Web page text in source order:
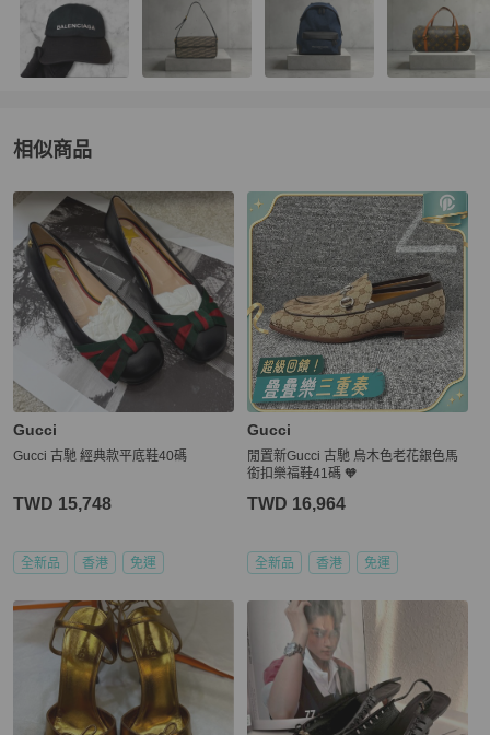
相似商品
更多相似Gucci女鞋推薦精品
Gucci
Gucci 古馳 經典款平底鞋40碼
TWD 15,748
全新品 香港 免運
Gucci
閒置新Gucci 古馳 烏木色老花銀色馬
銜扣樂福鞋41碼 🧡
TWD 16,964
全新品 香港 免運